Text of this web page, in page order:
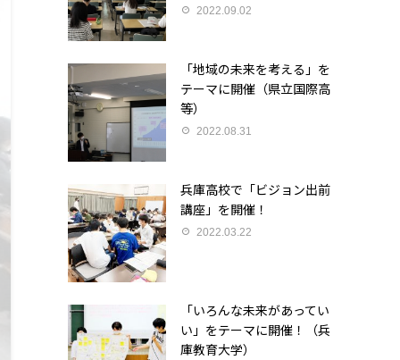
2022.09.02
「地域の未来を考える」を
テーマに開催（県立国際高
等）
2022.08.31
兵庫高校で「ビジョン出前
講座」を開催！
2022.03.22
「いろんな未来があってい
い」をテーマに開催！（兵
庫教育大学）